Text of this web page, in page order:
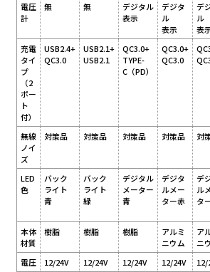
電圧
計
無 無
デジタル
表示
デジタ
ル
表示
デ
ル
表
充電
タイ
プ
（2
ポー
ト
付）
USB2.4+
QC3.0
USB2.1+
USB2.1
QC3.0+
TYPE-
C（PD）
QC3.0+
QC3.0
無線
ノイ
ズ
対策品 対策品 対策品 対策品 対
LED
色
バック
ライト
青
バック
ライト
緑
デジタル
メーター
青
デジタ
ルメー
ター赤
デ
ル
タ
本体
材質
樹脂 樹脂 樹脂
アルミ
ニウム
ア
ニ
電圧 12/24V 12/24V 12/24V 12/24V 12/